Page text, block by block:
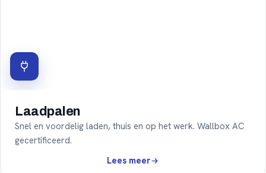
Laadpalen
Snel en voordelig laden, thuis en op het werk. Wallbox AC
gecertificeerd.
Lees meer